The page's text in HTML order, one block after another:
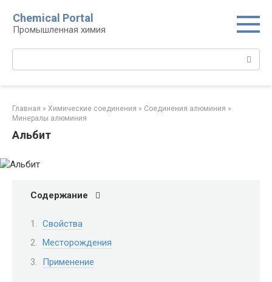
контенту
Chemical Portal
Промышленная химия
Главная » Химические соединения » Соединения алюминия‎ »
Минералы алюминия‎
Альбит
Содержание
Свойства
Месторождения
Применение